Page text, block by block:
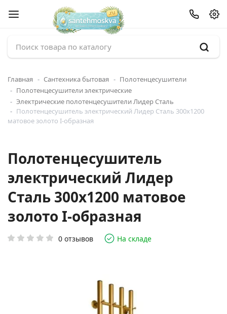
Главная Сантехника бытовая
Полотенцесушители
Полотенцесушители электрические
Электрические полотенцесушители Лидер Сталь
Полотенцесушитель электрический Лидер Сталь 300х1200
матовое золото I-образная
Полотенцесушитель
электрический Лидер
Сталь 300х1200 матовое
золото I-образная
0 отзывов На складе